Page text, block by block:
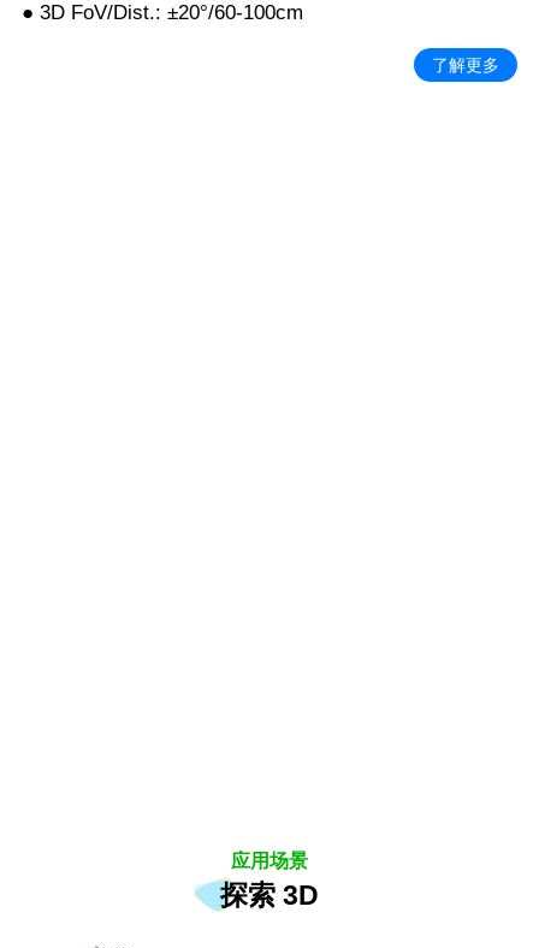
● 3D FoV/Dist.: ±20°/60-100cm
了解更多
应用场景
探索 3D